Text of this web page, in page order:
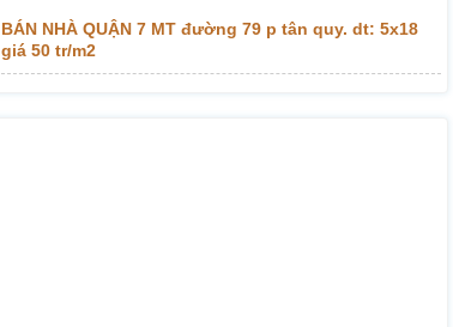
BÁN NHÀ QUẬN 7 MT đường 79 p tân quy. dt: 5x18
giá 50 tr/m2